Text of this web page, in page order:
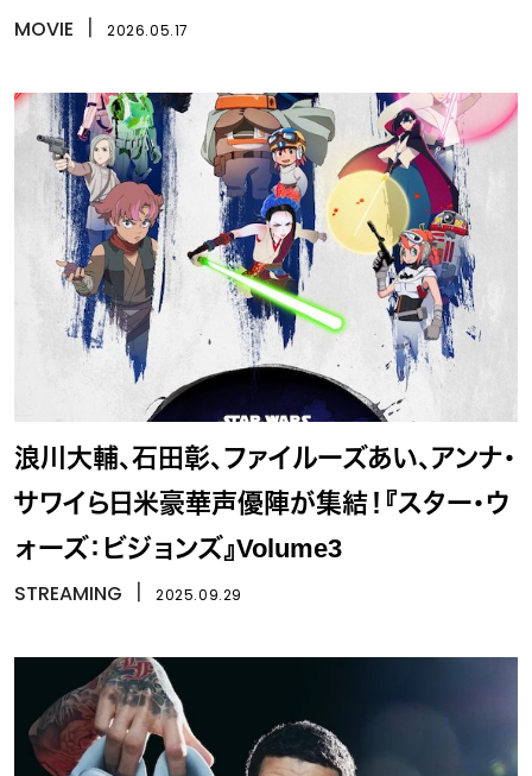
MOVIE 2026.05.17
浪川大輔、石田彰、ファイルーズあい、アンナ・
サワイら日米豪華声優陣が集結！『スター・ウ
ォーズ：ビジョンズ』Volume3
STREAMING 2025.09.29